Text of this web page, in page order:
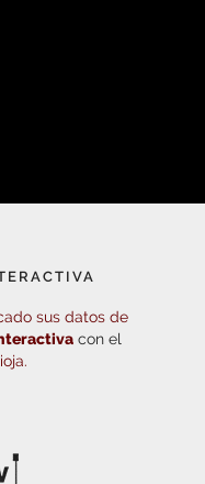
sus datos de
con el